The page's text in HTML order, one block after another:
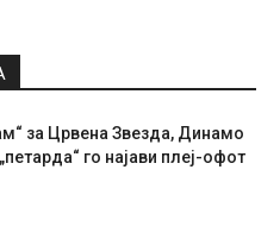
за Црвена Звезда, Динамо
го најави плеј-офот